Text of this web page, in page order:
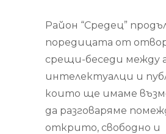
Район “Средец”
поредицата от
срещи-беседи между
интелектуалци и
които ще имаме
да разговаряме
открито, свободно и